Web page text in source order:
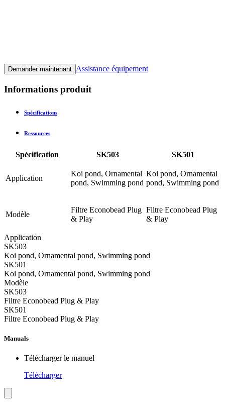
Demander maintenant Assistance équipement
Informations produit
Spécifications
Ressources
Spécification SK503 SK501
Application
Koi pond, Ornamental
pond, Swimming pond
Koi pond, Ornamental
pond, Swimming pond
Modèle
Filtre Econobead Plug
& Play
Filtre Econobead Plug
& Play
Application
SK503
Koi pond, Ornamental pond, Swimming pond
SK501
Koi pond, Ornamental pond, Swimming pond
Modèle
SK503
Filtre Econobead Plug & Play
SK501
Filtre Econobead Plug & Play
Manuals
Télécharger le manuel
Télécharger